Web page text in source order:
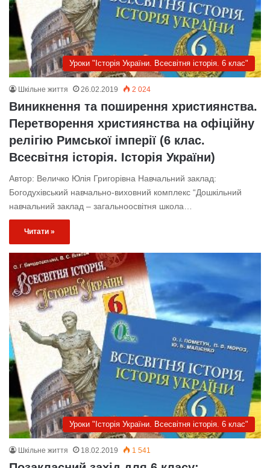
Уроки "Історія України. Всесвітня історія. 6 клас"
Шкільне життя 26.02.2019 2 024
Виникнення та поширення християнства.
Перетворення християнства на офіційну
релігію Римської імперії (6 клас.
Всесвітня історія. Історія України)
Автор: Величко Юлія Григорівна Навчальний заклад:
Богодухівський навчально-виховний комплекс “Дошкільний
навчальний заклад – загальноосвітня школа…
Читати »
Уроки "Історія України. Всесвітня історія. 6 клас"
Шкільне життя 18.02.2019 1 541